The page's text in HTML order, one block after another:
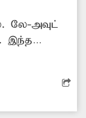
லே-அவுட்
இந்த